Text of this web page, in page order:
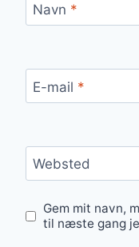
Navn *
E-mail *
Websted
Gem mit navn,
til næste gang